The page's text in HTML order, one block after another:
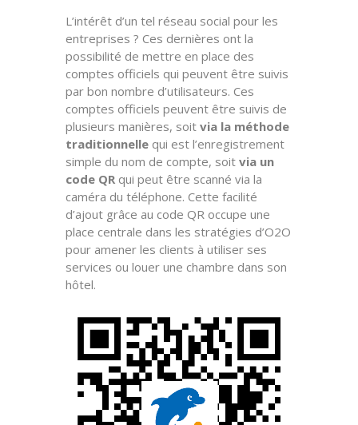
L’intérêt d’un tel réseau social pour les
entreprises ? Ces dernières ont la
possibilité de mettre en place des
comptes officiels qui peuvent être suivis
par bon nombre d’utilisateurs. Ces
comptes officiels peuvent être suivis de
plusieurs manières, soit via la méthode
traditionnellequi est l’enregistrement
simple du nom de compte, soit via un
code QRqui peut être scanné via la
caméra du téléphone. Cette facilité
d’ajout grâce au code QR occupe une
place centrale dans les stratégies d’O2O
pour amener les clients à utiliser ses
services ou louer une chambre dans son
hôtel.